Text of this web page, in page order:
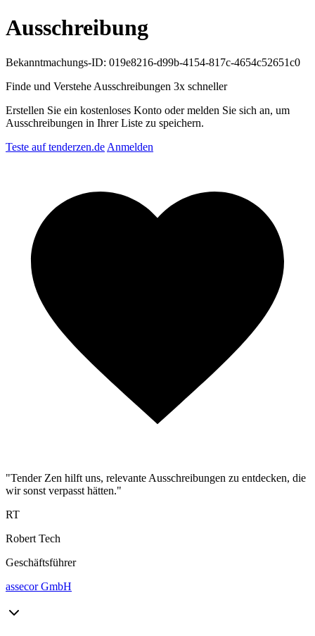
Ausschreibung
Bekanntmachungs-ID: 019e8216-d99b-4154-817c-4654c52651c0
Finde und Verstehe Ausschreibungen 3x schneller
Erstellen Sie ein kostenloses Konto oder melden Sie sich an, um
Ausschreibungen in Ihrer Liste zu speichern.
Teste auf tenderzen.de Anmelden
"Tender Zen hilft uns, relevante Ausschreibungen zu entdecken, die
wir sonst verpasst hätten."
RT
Robert Tech
Geschäftsführer
assecor GmbH